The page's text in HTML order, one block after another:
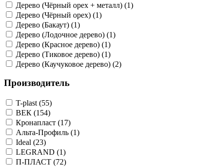
Дерево (Чёрный орех + металл) (1)
Дерево (Чёрный орех) (1)
Дерево (Бакаут) (1)
Дерево (Лодочное дерево) (1)
Дерево (Красное дерево) (1)
Дерево (Тиковое дерево) (1)
Дерево (Каучуковое дерево) (2)
Производитель
T-plast (55)
ВЕК (154)
Кронапласт (17)
Альта-Профиль (1)
Ideal (23)
LEGRAND (1)
П-ПЛАСТ (72)